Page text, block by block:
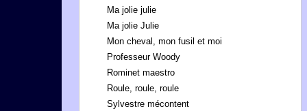
Ma jolie julie
Ma jolie Julie
Mon cheval, mon fusil et moi
Professeur Woody
Rominet maestro
Roule, roule, roule
Sylvestre mécontent